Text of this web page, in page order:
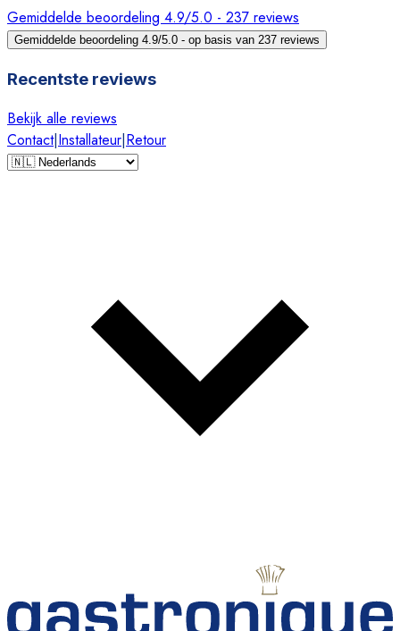
Gemiddelde beoordeling 4.9/5.0 - 237 reviews
Gemiddelde beoordeling 4.9/5.0 - op basis van 237 reviews
Recentste reviews
Bekijk alle reviews
Contact|Installateur|Retour